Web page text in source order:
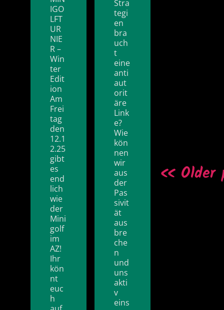
IGO
LFT
UR
NIE
R –
Win
ter
Edit
ion
Am
Frei
tag
den
12.1
2.25
gibt
es
end
lich
wie
der
Mini
golf
im
AZ!
Ihr
kön
nt
euc
h
Stra
tegi
en
bra
uch
t
eine
anti
aut
orit
äre
Link
e?
Wie
kön
nen
wir
aus
der
Pas
sivit
ät
aus
bre
che
n
und
uns
akti
v
eins
Older